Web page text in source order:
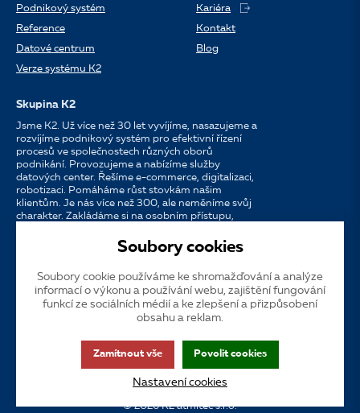
Podnikový systém
Reference
Datové centrum
Verze systému K2
Kariéra
Kontakt
Blog
Skupina K2
Jsme K2. Už více než 30 let vyvíjíme, nasazujeme a
rozvíjíme podnikový systém pro efektivní řízení
procesů ve společnostech různých oborů
podnikání. Provozujeme a nabízíme služby
datových center. Řešíme e-commerce, digitalizaci,
robotizaci. Pomáháme růst stovkám našim
klientům. Je nás více než 300, ale neměníme svůj
charakter. Zakládáme si na osobním přístupu,
Jazyk CS EN SK
© 2026 K2 atmitec s.r.o.
Dotační publicita
Zákaznická podpora VOS
Přístupnost
Soubory cookies
Soubory cookie používáme ke shromažďování a analýze
informací o výkonu a používání webu, zajištění fungování
funkcí ze sociálních médií a ke zlepšení a přizpůsobení
obsahu a reklam.
Zamítnout vše Povolit cookies
Nastavení cookies